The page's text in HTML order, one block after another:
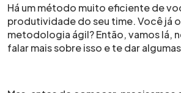
Há um método muito eficiente de
produtividade do seu time. Você já
metodologia ágil? Então, vamos lá,
falar mais sobre isso e te dar